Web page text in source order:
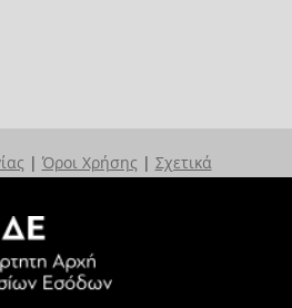
| Όροι Χρήσης | Σχετικά